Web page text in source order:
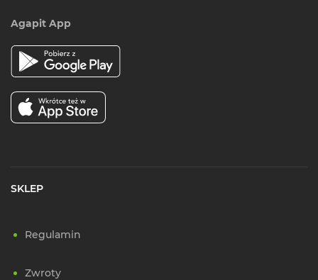
Agapit App
SKLEP
Regulamin
Zwroty